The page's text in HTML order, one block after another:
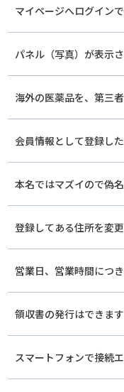
マイページへログイン
パネル（写真）が表示
海外の医薬品を、第三
会員情報として登録し
本名ではマズイので偽
登録してある住所を変
営業日、営業時間につ
領収書の発行はできま
スマートフォンで接続